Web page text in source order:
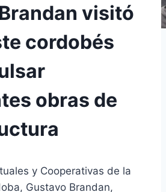
visitó
cordobés
obras de
y Cooperativas de la
Gustavo Brandan,